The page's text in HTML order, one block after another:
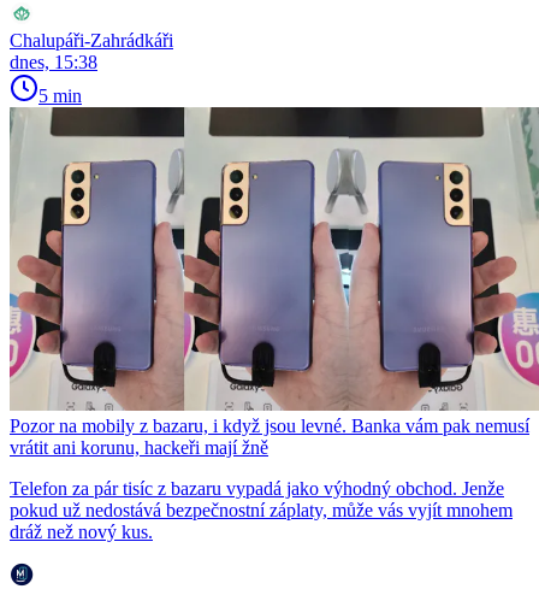
Chalupáři-Zahrádkáři
dnes, 15:38
5 min
Pozor na mobily z bazaru, i když jsou levné. Banka vám pak nemusí
vrátit ani korunu, hackeři mají žně
Telefon za pár tisíc z bazaru vypadá jako výhodný obchod. Jenže
pokud už nedostává bezpečnostní záplaty, může vás vyjít mnohem
dráž než nový kus.